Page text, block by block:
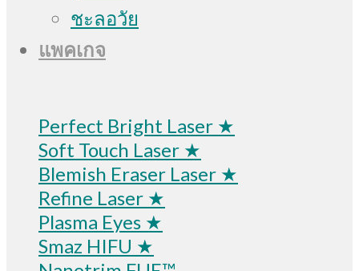
ชะลอวัย
แพคเกจ
Perfect Bright Laser ★
Soft Touch Laser ★
Blemish Eraser Laser ★
Refine Laser ★
Plasma Eyes ★
Smaz HIFU ★